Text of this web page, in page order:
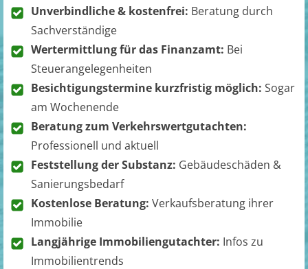
Unverbindliche & kostenfrei: Beratung durch
Sachverständige
Wertermittlung für das Finanzamt: Bei
Steuerangelegenheiten
Besichtigungstermine kurzfristig möglich: Sogar
am Wochenende
Beratung zum Verkehrswertgutachten:
Professionell und aktuell
Feststellung der Substanz: Gebäudeschäden &
Sanierungsbedarf
Kostenlose Beratung: Verkaufsberatung ihrer
Immobilie
Langjährige Immobiliengutachter: Infos zu
Immobilientrends